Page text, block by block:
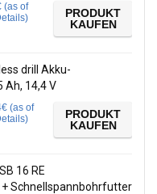
(as of
)
PRODUKT
KAUFEN
drill Akku-
Ah, 14,4 V
€ (as of
)
PRODUKT
KAUFEN
16 RE
Schnellspannbohrfutter